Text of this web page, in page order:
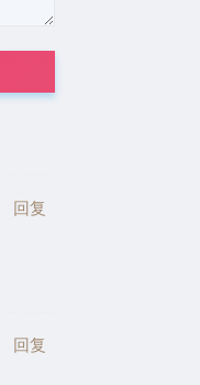
回复
回复